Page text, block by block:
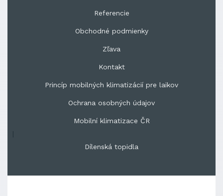
Referencie
Obchodné podmienky
Zľava
Kontakt
Princíp mobilných klimatizácií pre laikov
Ochrana osobných údajov
Mobilní klimatizace ČR
|
Dílenská topidla